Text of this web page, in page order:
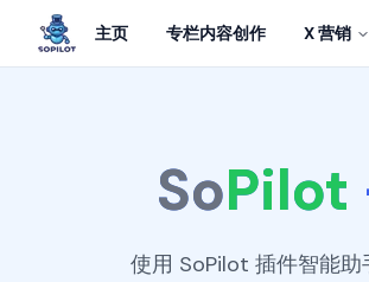
主页 专栏内容创作 X 营销
SoPilot
使用 SoPilot 插件智能